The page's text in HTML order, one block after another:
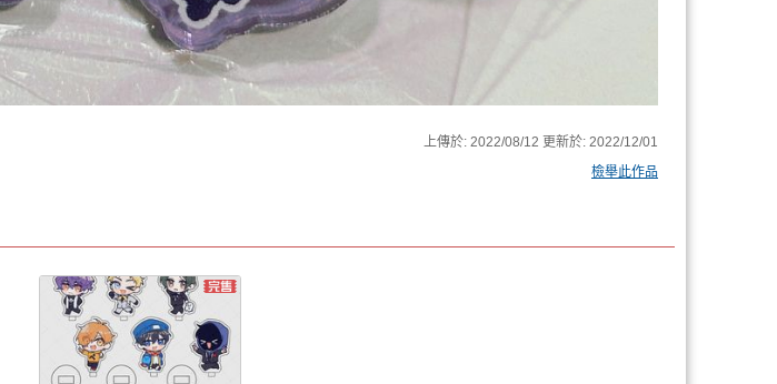
上傳於: 2022/08/12 更新於: 2022/12/01
檢舉此作品